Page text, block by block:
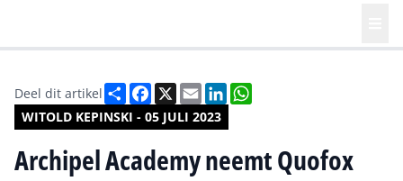
WITOLD KEPINSKI - 05 JULI 2023
Deel dit artikel DeelFacebook
X EmailLinkedIn
Archipel Academy neemt Quofox